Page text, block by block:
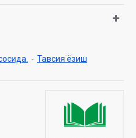
ишлари бўйича қўмитанинг
07/9473-сонли хулосаси
- Тавсия ёзиш